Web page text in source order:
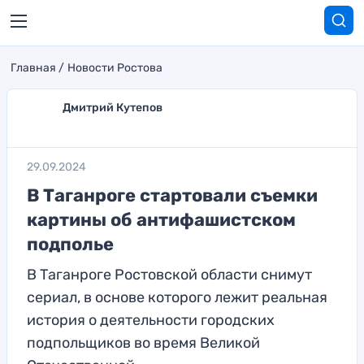
Главная Новости Ростова
Дмитрий Кутепов
29.09.2024
В Таганроге стартовали съемки
картины об антифашистском
подполье
В Таганроге Ростовской области снимут
сериал, в основе которого лежит реальная
история о деятельности городских
подпольщиков во время Великой